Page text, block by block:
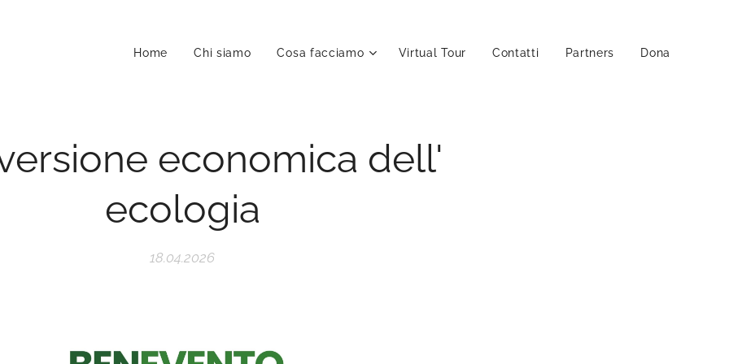
Home Chi siamo Cosa facciamo Virtual Tour Contatti Partners Dona
economica dell'
ecologia
18.04.2026